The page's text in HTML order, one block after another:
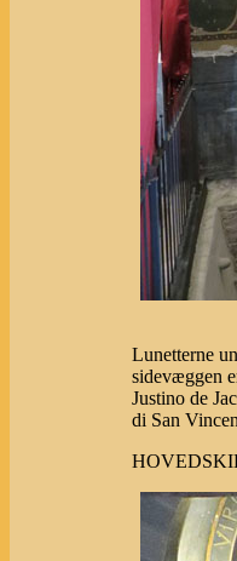
Lunetterne
sidevæggen
Justino de
di San